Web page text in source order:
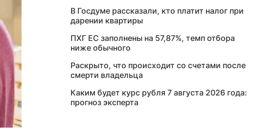
В Госдуме рассказали, кто платит налог при
дарении квартиры
ПХГ ЕС заполнены на 57,87%, темп отбора
ниже обычного
Раскрыто, что происходит со счетами после
смерти владельца
Каким будет курс рубля 7 августа 2026 года:
прогноз эксперта